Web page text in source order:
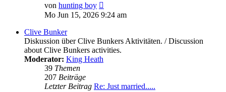
von hunting boy
Beitrag
Mo Jun 15, 2026 9:24 am
Clive Bunker
Diskussion über Clive Bunkers Aktivitäten. / Discussion
about Clive Bunkers activities.
Moderator: King Heath
39 Themen
207 Beiträge
Letzter Beitrag Re: Just married.....